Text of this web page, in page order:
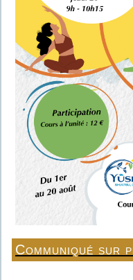
Communiqué sur